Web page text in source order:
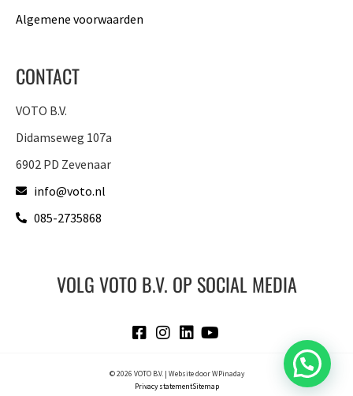
Algemene voorwaarden
CONTACT
VOTO B.V.
Didamseweg 107a
6902 PD Zevenaar
info@voto.nl
085-2735868
VOLG VOTO B.V. OP SOCIAL MEDIA
© 2026 VOTO B.V. | Website doorWPinaday
Privacy statementSitemap